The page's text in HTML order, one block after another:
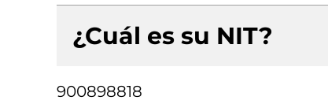
¿Cuál es su NIT?
900898818